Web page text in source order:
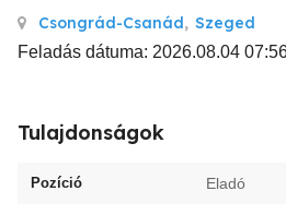
Csongrád-Csanád, Szeged
Feladás dátuma: 2026.08.04
Tulajdonságok
Pozíció Eladó